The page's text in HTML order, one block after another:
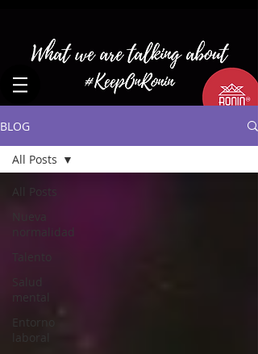
BLOG
All Posts
Nueva
normalidad
Talento
Salud
mental
Entorno
laboral
All Posts